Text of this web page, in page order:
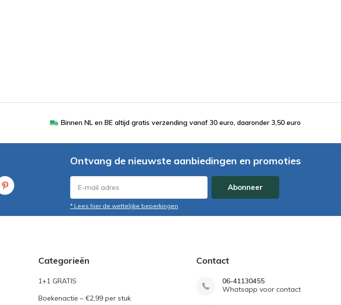
Binnen NL en BE altijd gratis verzending vanaf 30 euro, daaronder 3,50 euro
Ontvang de nieuwste aanbiedingen en promoties
Abonneer
* Lees hier de wettelijke beperkingen
Categorieën
1+1 GRATIS
Boekenactie – €2,99 per stuk
Contact
06-41130455
Whatsapp voor contact